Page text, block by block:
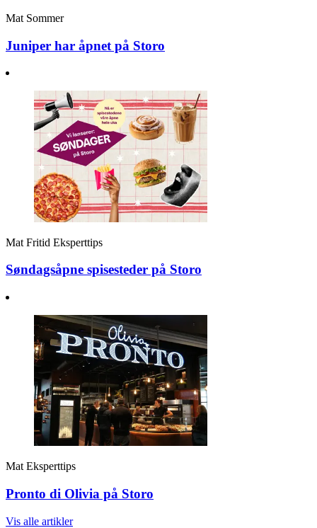
Mat Sommer
Juniper har åpnet på Storo
Mat Fritid Eksperttips
Søndagsåpne spisesteder på Storo
Mat Eksperttips
Pronto di Olivia på Storo
Vis alle artikler